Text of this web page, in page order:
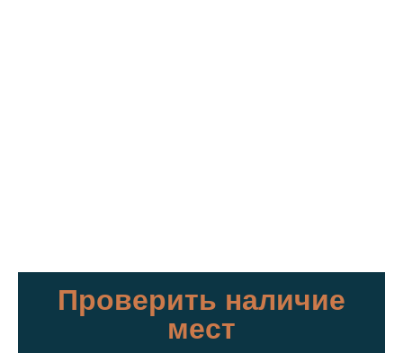
Проверить наличие
мест